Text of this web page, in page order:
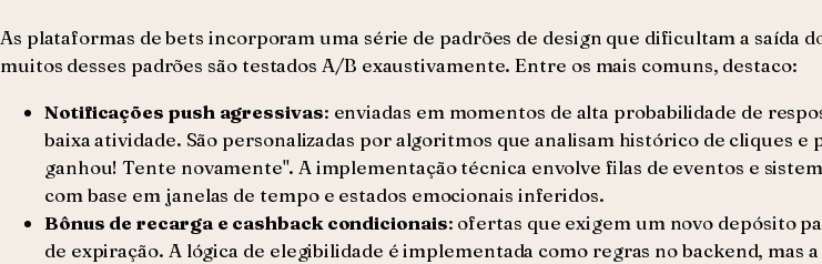
As plataformas de bets incorporam uma série de padrões de design que dificultam a saída
muitos desses padrões são testados A/B exaustivamente. Entre os mais comuns, destaco:
Notificações push agressivas: enviadas em momentos de alta probabilidade de
baixa atividade. São personalizadas por algoritmos que analisam histórico de cliques e
ganhou! Tente novamente". A implementação técnica envolve filas de eventos e
com base em janelas de tempo e estados emocionais inferidos.
Bônus de recarga e cashback condicionais: ofertas que exigem um novo depósito
de expiração. A lógica de elegibilidade é implementada como regras no backend,